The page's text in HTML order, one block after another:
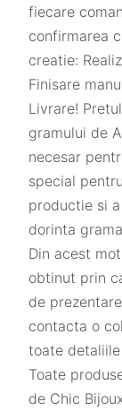
fiecare
confirmarea
creatie:
Finisare
Livrare!
gramului de
necesar
special
productie si
dorinta
Din acest
obtinut prin
de
contacta o
toate
Toate
de Chic